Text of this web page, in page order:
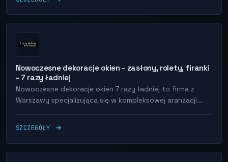
Nowoczesne dekoracje okien - zasłony, rolety, firanki
- 7 razy ładniej
Nowoczesne dekoracje okien 7 razy ładniej to firma z
Warszawy specjalizująca się w kompleksowej aranżacji...
SZCZEGÓŁY